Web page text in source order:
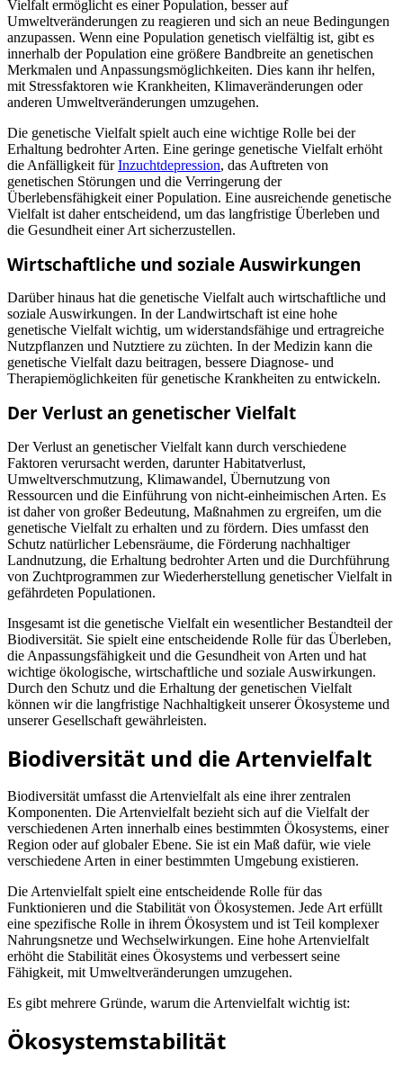
Vielfalt ermöglicht es einer Population, besser auf
Umweltveränderungen zu reagieren und sich an neue Bedingungen
anzupassen. Wenn eine Population genetisch vielfältig ist, gibt es
innerhalb der Population eine größere Bandbreite an genetischen
Merkmalen und Anpassungsmöglichkeiten. Dies kann ihr helfen,
mit Stressfaktoren wie Krankheiten, Klimaveränderungen oder
anderen Umweltveränderungen umzugehen.
Die genetische Vielfalt spielt auch eine wichtige Rolle bei der
Erhaltung bedrohter Arten. Eine geringe genetische Vielfalt erhöht
die Anfälligkeit fürInzuchtdepression, das Auftreten von
genetischen Störungen und die Verringerung der
Überlebensfähigkeit einer Population. Eine ausreichende genetische
Vielfalt ist daher entscheidend, um das langfristige Überleben und
die Gesundheit einer Art sicherzustellen.
Wirtschaftliche und soziale Auswirkungen
Darüber hinaus hat die genetische Vielfalt auch wirtschaftliche und
soziale Auswirkungen. In der Landwirtschaft ist eine hohe
genetische Vielfalt wichtig, um widerstandsfähige und ertragreiche
Nutzpflanzen und Nutztiere zu züchten. In der Medizin kann die
genetische Vielfalt dazu beitragen, bessere Diagnose- und
Therapiemöglichkeiten für genetische Krankheiten zu entwickeln.
Der Verlust an genetischer Vielfalt
Der Verlust an genetischer Vielfalt kann durch verschiedene
Faktoren verursacht werden, darunter Habitatverlust,
Umweltverschmutzung, Klimawandel, Übernutzung von
Ressourcen und die Einführung von nicht-einheimischen Arten. Es
ist daher von großer Bedeutung, Maßnahmen zu ergreifen, um die
genetische Vielfalt zu erhalten und zu fördern. Dies umfasst den
Schutz natürlicher Lebensräume, die Förderung nachhaltiger
Landnutzung, die Erhaltung bedrohter Arten und die Durchführung
von Zuchtprogrammen zur Wiederherstellung genetischer Vielfalt in
gefährdeten Populationen.
Insgesamt ist die genetische Vielfalt ein wesentlicher Bestandteil der
Biodiversität. Sie spielt eine entscheidende Rolle für das Überleben,
die Anpassungsfähigkeit und die Gesundheit von Arten und hat
wichtige ökologische, wirtschaftliche und soziale Auswirkungen.
Durch den Schutz und die Erhaltung der genetischen Vielfalt
können wir die langfristige Nachhaltigkeit unserer Ökosysteme und
unserer Gesellschaft gewährleisten.
Biodiversität und die Artenvielfalt
Biodiversität umfasst die Artenvielfalt als eine ihrer zentralen
Komponenten. Die Artenvielfalt bezieht sich auf die Vielfalt der
verschiedenen Arten innerhalb eines bestimmten Ökosystems, einer
Region oder auf globaler Ebene. Sie ist ein Maß dafür, wie viele
verschiedene Arten in einer bestimmten Umgebung existieren.
Die Artenvielfalt spielt eine entscheidende Rolle für das
Funktionieren und die Stabilität von Ökosystemen. Jede Art erfüllt
eine spezifische Rolle in ihrem Ökosystem und ist Teil komplexer
Nahrungsnetze und Wechselwirkungen. Eine hohe Artenvielfalt
erhöht die Stabilität eines Ökosystems und verbessert seine
Fähigkeit, mit Umweltveränderungen umzugehen.
Es gibt mehrere Gründe, warum die Artenvielfalt wichtig ist:
Ökosystemstabilität